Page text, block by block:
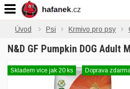
Úvod Psi Krmivo pro psy
N&D GF Pumpkin DOG Adult
Skladem více jak 20 ks Doprava